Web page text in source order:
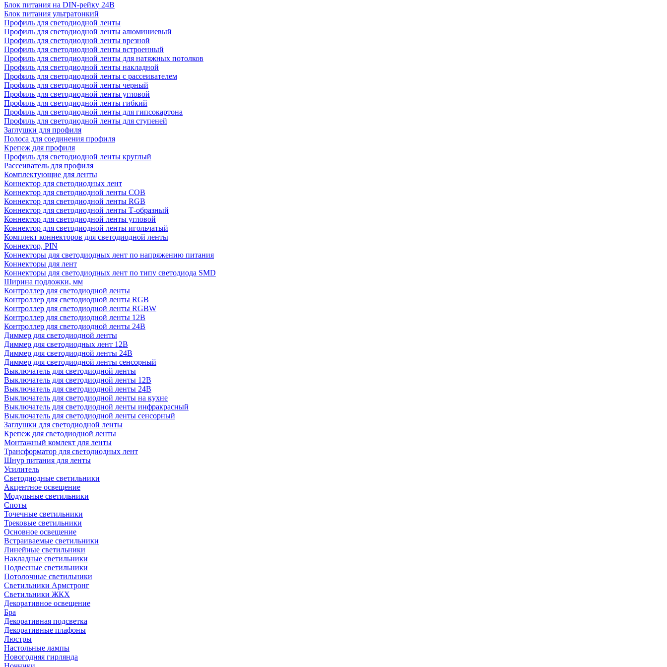
Блок питания на DIN-рейку 24В
Блок питания ультратонкий
Профиль для светодиодной ленты
Профиль для светодиодной ленты алюминиевый
Профиль для светодиодной ленты врезной
Профиль для светодиодной ленты встроенный
Профиль для светодиодной ленты для натяжных потолков
Профиль для светодиодной ленты накладной
Профиль для светодиодной ленты с рассеивателем
Профиль для светодиодной ленты черный
Профиль для светодиодной ленты угловой
Профиль для светодиодной ленты гибкий
Профиль для светодиодной ленты для гипсокартона
Профиль для светодиодной ленты для ступеней
Заглушки для профиля
Полоса для соединения профиля
Крепеж для профиля
Профиль для светодиодной ленты круглый
Рассеиватель для профиля
Комплектующие для ленты
Коннектор для светодиодных лент
Коннектор для светодиодной ленты COB
Коннектор для светодиодной ленты RGB
Коннектор для светодиодной ленты Т-образный
Коннектор для светодиодной ленты угловой
Коннектор для светодиодной ленты игольчатый
Комплект коннекторов для светодиодной ленты
Коннектор, PIN
Коннекторы для светодиодных лент по напряжению питания
Коннекторы для лент
Коннекторы для светодиодных лент по типу светодиода SMD
Ширина подложки, мм
Контроллер для светодиодной ленты
Контроллер для светодиодной ленты RGB
Контроллер для светодиодной ленты RGBW
Контроллер для светодиодной ленты 12В
Контроллер для светодиодной ленты 24В
Диммер для светодиодной ленты
Диммер для светодиодных лент 12В
Диммер для светодиодной ленты 24В
Диммер для светодиодной ленты сенсорный
Выключатель для светодиодной ленты
Выключатель для светодиодной ленты 12В
Выключатель для светодиодной ленты 24В
Выключатель для светодиодной ленты на кухне
Выключатель для светодиодной ленты инфракрасный
Выключатель для светодиодной ленты сенсорный
Заглушки для светодиодной ленты
Крепеж для светодиодной ленты
Монтажный комлект для ленты
Трансформатор для светодиодных лент
Шнур питания для ленты
Усилитель
Светодиодные светильники
Акцентное освещение
Модульные светильники
Споты
Точечные светильники
Трековые светильники
Основное освещение
Встраиваемые светильники
Линейные светильники
Накладные светильники
Подвесные светильники
Потолочные светильники
Светильники Армстронг
Светильники ЖКХ
Декоративное освещение
Бра
Декоративная подсветка
Декоративные плафоны
Люстры
Настольные лампы
Новогодняя гирлянда